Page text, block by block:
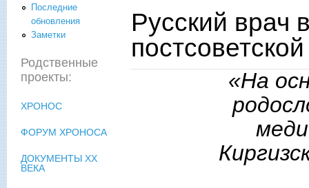
Русский врач
«На
Последние
обновления
Заметки
Родственные
проекты:
ХРОНОС
ФОРУМ ХРОНОСА
ДОКУМЕНТЫ XX
ВЕКА